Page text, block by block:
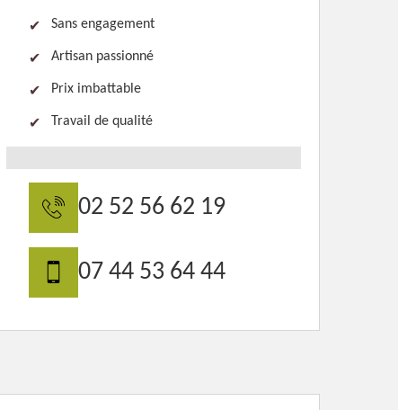
Sans engagement
Artisan passionné
Prix imbattable
Travail de qualité
02 52 56 62 19
07 44 53 64 44